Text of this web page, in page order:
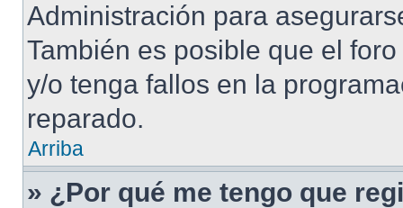
Administración para
También es posible que el
y/o tenga fallos en la
reparado.
Arriba
» ¿Por qué me tengo que